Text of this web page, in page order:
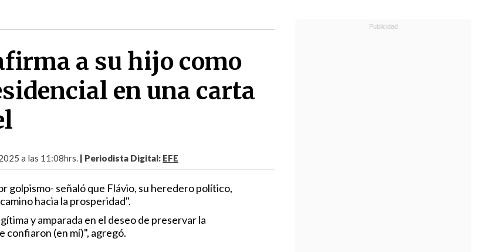
a su hijo como
en una carta
a las 11:08hrs. | Periodista Digital: EFE
golpismo- señaló que Flávio, su heredero político,
hacia la prosperidad".
y amparada en el deseo de preservar la
confiaron (en mí)", agregó.